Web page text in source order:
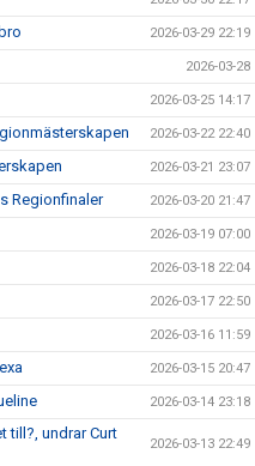
2026-03-29 22:19
2026-03-28
2026-03-25 14:17
2026-03-22 22:40
2026-03-21 23:07
Regionfinaler 2026-03-20 21:47
2026-03-19 07:00
2026-03-18 22:04
2026-03-17 22:50
2026-03-16 11:59
2026-03-15 20:47
2026-03-14 23:18
till?, undrar Curt
2026-03-13 22:49